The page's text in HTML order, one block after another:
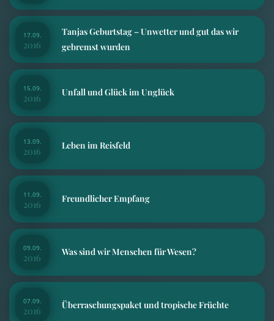
17.09.
2016
Tanjas Geburtstag – Unwetter und gut das wir
gebremst wurden
15.09.
2016 Unfall und Glück im Unglück
13.09.
2016 Leben im Reisfeld
11.09.
2016 Freundlicher Empfang
09.09.
2016 Was sind wir Menschen für Wesen?
07.09.
2016 Überraschungspaket und tropische Früchte